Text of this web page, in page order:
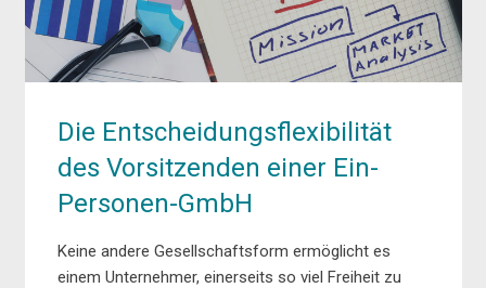
Die Entscheidungsflexibilität
des Vorsitzenden einer Ein-
Personen-GmbH
Keine andere Gesellschaftsform ermöglicht es
einem Unternehmer, einerseits so viel Freiheit zu